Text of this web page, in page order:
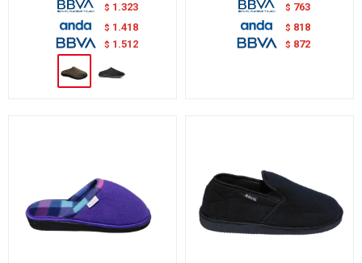
$ 1.323
$ 1.418
$ 1.512
$ 763
$ 818
$ 872